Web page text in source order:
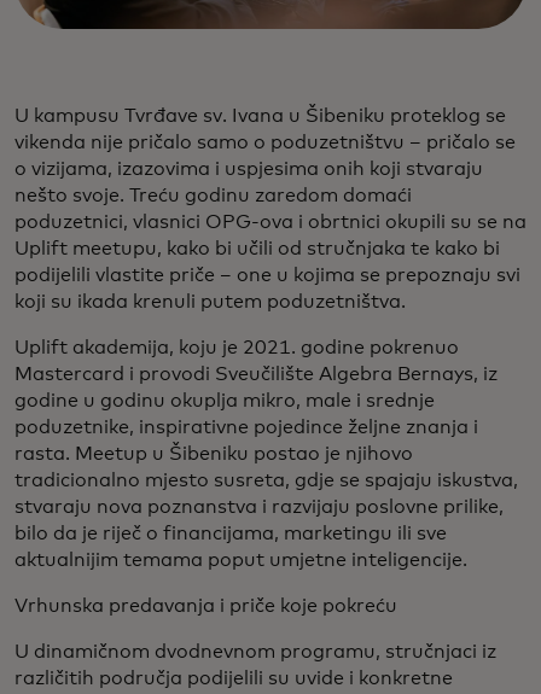
U kampusu Tvrđave sv. Ivana u Šibeniku proteklog se
vikenda nije pričalo samo o poduzetništvu – pričalo se
o vizijama, izazovima i uspjesima onih koji stvaraju
nešto svoje. Treću godinu zaredom domaći
poduzetnici, vlasnici OPG-ova i obrtnici okupili su se na
Uplift meetupu, kako bi učili od stručnjaka te kako bi
podijelili vlastite priče – one u kojima se prepoznaju svi
koji su ikada krenuli putem poduzetništva.
Uplift akademija, koju je 2021. godine pokrenuo
Mastercard i provodi Sveučilište Algebra Bernays, iz
godine u godinu okuplja mikro, male i srednje
poduzetnike, inspirativne pojedince željne znanja i
rasta. Meetup u Šibeniku postao je njihovo
tradicionalno mjesto susreta, gdje se spajaju iskustva,
stvaraju nova poznanstva i razvijaju poslovne prilike,
bilo da je riječ o financijama, marketingu ili sve
aktualnijim temama poput umjetne inteligencije.
Vrhunska predavanja i priče koje pokreću
U dinamičnom dvodnevnom programu, stručnjaci iz
različitih područja podijelili su uvide i konkretne